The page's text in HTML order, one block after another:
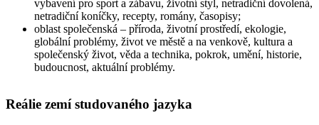
vybavení pro sport a zábavu, životní styl, netradiční dovolená,
netradiční koníčky, recepty, romány, časopisy;
oblast společenská – příroda, životní prostředí, ekologie,
globální problémy, život ve městě a na venkově, kultura a
společenský život, věda a technika, pokrok, umění, historie,
budoucnost, aktuální problémy.
Reálie zemí studovaného jazyka